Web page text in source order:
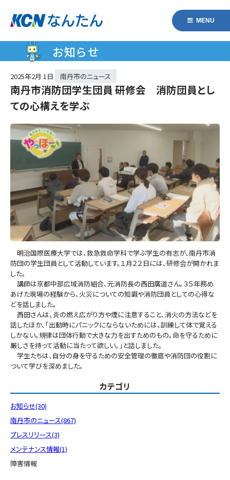
MENU
お知らせ
2025年2月 1日 南丹市のニュース
南丹市消防団学生団員 研修会 消防団員とし
ての心構えを学ぶ
明治国際医療大学では、救急救命学科で学ぶ学生の有志が、南丹市消
防団の学生団員として活動しています。１月２２日には、研修会が開かれま
した。
講師は京都中部広域消防組合、元消防長の西田廣道さん。３５年務め
あげた現場の経験から、火災についての知識や消防団員としての心得な
どを話しました。
西田さんは、炎の燃え広がり方や煙に注意すること、消火の方法などを
話したほか、「出動時にパニックにならないためには、訓練して体で覚える
しかない。規律は団体行動で大きな力を出すためのもの。命を守るために
厳しさを持って活動に当たって欲しい。」と話しました。
学生たちは、自分の身を守るための安全管理の徹底や消防団の役割に
ついて学びを深めました。
カテゴリ
お知らせ(30)
南丹市のニュース(867)
プレスリリース(3)
メンテナンス情報(1)
障害情報